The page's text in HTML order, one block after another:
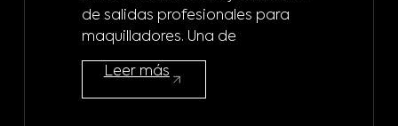
de salidas profesionales para
maquilladores. Una de
Leer más